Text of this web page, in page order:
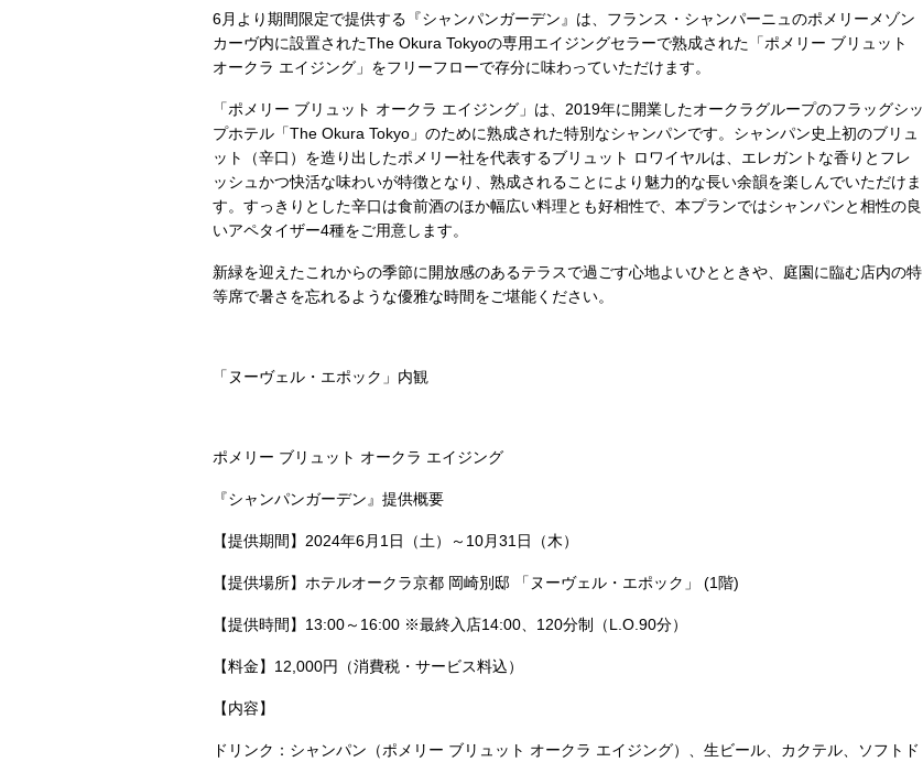
6月より期間限定で提供する『シャンパンガーデン』は、フランス・シャンパーニュのポメリーメゾン
カーヴ内に設置されたThe Okura Tokyoの専用エイジングセラーで熟成された「ポメリー ブリュット
オークラ エイジング」をフリーフローで存分に味わっていただけます。
「ポメリー ブリュット オークラ エイジング」は、2019年に開業したオークラグループのフラッグシッ
プホテル「The Okura Tokyo」のために熟成された特別なシャンパンです。シャンパン史上初のブリュ
ット（辛口）を造り出したポメリー社を代表するブリュット ロワイヤルは、エレガントな香りとフレ
ッシュかつ快活な味わいが特徴となり、熟成されることにより魅力的な長い余韻を楽しんでいただけま
す。すっきりとした辛口は食前酒のほか幅広い料理とも好相性で、本プランではシャンパンと相性の良
いアペタイザー4種をご用意します。
新緑を迎えたこれからの季節に開放感のあるテラスで過ごす心地よいひとときや、庭園に臨む店内の特
等席で暑さを忘れるような優雅な時間をご堪能ください。
「ヌーヴェル・エポック」内観
ポメリー ブリュット オークラ エイジング
『シャンパンガーデン』提供概要
【提供期間】2024年6月1日（土）～10月31日（木）
【提供場所】ホテルオークラ京都 岡崎別邸 「ヌーヴェル・エポック」 (1階)
【提供時間】13:00～16:00 ※最終入店14:00、120分制（L.O.90分）
【料金】12,000円（消費税・サービス料込）
【内容】
ドリンク：シャンパン（ポメリー ブリュット オークラ エイジング）、生ビール、カクテル、ソフトド